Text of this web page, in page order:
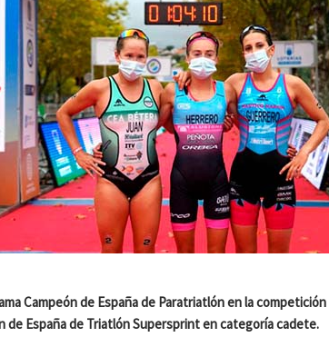
Campeón de España de Paratriatlón en la
de España de Triatlón Supersprint en categoría cadete.